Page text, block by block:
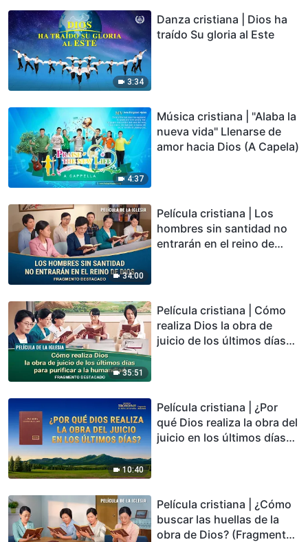
3:34
Danza cristiana | Dios ha
traído Su gloria al Este
4:37
Música cristiana | "Alaba la
nueva vida" Llenarse de
amor hacia Dios (A Capela)
34:00
Película cristiana | Los
hombres sin santidad no
entrarán en el reino de
35:51
Película cristiana | Cómo
realiza Dios la obra de
juicio de los últimos días
10:40
Película cristiana | ¿Por
qué Dios realiza la obra del
juicio en los últimos días?
Película cristiana | ¿Cómo
buscar las huellas de la
obra de Dios? (Fragmento